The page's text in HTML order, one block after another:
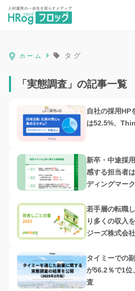
HRog | 人材業界の一歩
ホーム タグ
「実態調査」の記事一覧
自社の採用HP
は52.5%、
新卒・中途採
感する担当者
ディングマー
若手層の転職
り多くの収入
ジーズ株式会
タイミーでの
が56.2％で1位
査